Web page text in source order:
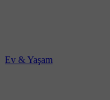
Ev & Yaşam